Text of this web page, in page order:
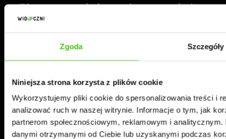
Zgoda Szczegóły
Niniejsza strona korzysta z plików cookie
Wykorzystujemy pliki cookie do spersonalizowania treści i
analizować ruch w naszej witrynie. Informacje o tym, jak
partnerom społecznościowym, reklamowym i
danymi otrzymanymi od Ciebie lub uzyskanymi podczas
Chcesz zwiększyć sprzedaż w
sklepie internetowym?
Postaw na skuteczne SEO e-
commerce!
Wypełnij formularz i odbierz bezpłatny audyt
widoczności Twojego sklepu w Google.
Pokażemy Ci, dlaczego dziś tracisz szansę na